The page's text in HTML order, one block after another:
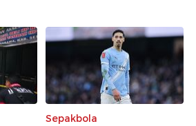
Sepakbola